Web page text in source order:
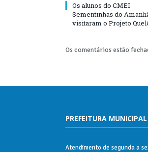
Os alunos do CMEI
Sementinhas do
visitaram o Projeto
Os comentários estão
PREFEITURA
Atendimento de segunda a